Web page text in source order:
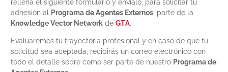
rellena el siguiente formulario y envíalo, para solicitar tu
adhesión al Programa de Agentes Externos , parte de la
Knowledge Vector Network de GTA.
Evaluaremos tu trayectoria profesional y en caso de que tu
solicitud sea aceptada, recibirás un correo electrónico con
todo el detalle sobre como ser parte de nuestro Programa de